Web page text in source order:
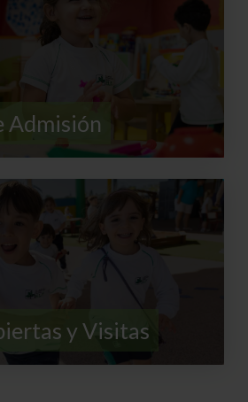
Admisión
y Visitas